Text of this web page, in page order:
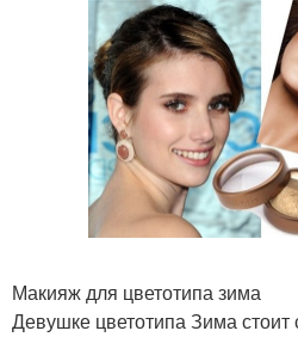
Макияж для цветотипа зима
Девушке цветотипа Зима стоит